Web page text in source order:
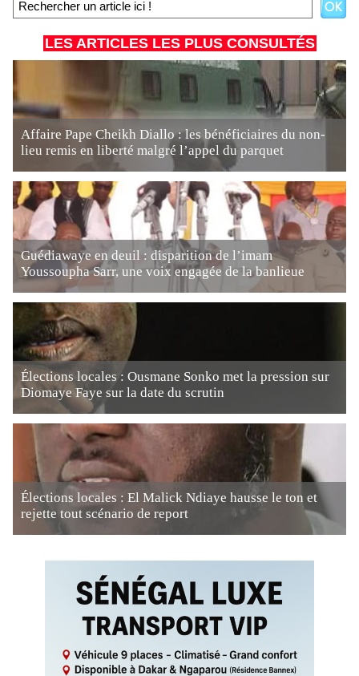
LES ARTICLES LES PLUS CONSULTÉS
Affaire Pape Cheikh Diallo : les bénéficiaires du non-
lieu remis en liberté malgré l’appel du parquet
Guédiawaye en deuil : disparition de l’imam
Youssoupha Sarr, une voix engagée de la banlieue
Élections locales : Ousmane Sonko met la pression sur
Diomaye Faye sur la date du scrutin
Élections locales : El Malick Ndiaye hausse le ton et
rejette tout scénario de report